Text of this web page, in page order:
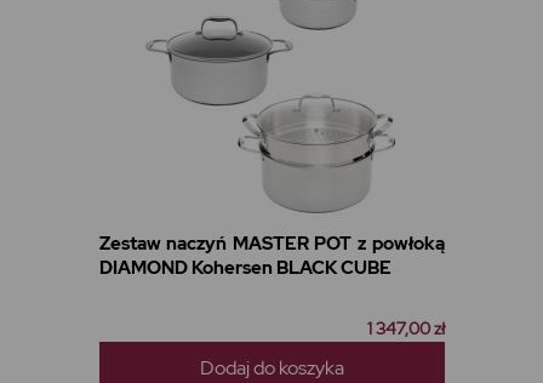
Zestaw naczyń MASTER POT z powłoką
DIAMOND Kohersen BLACK CUBE
1 347,00 zł
Dodaj do koszyka